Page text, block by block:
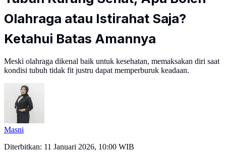
Olahraga atau Istirahat Saja?
Ketahui Batas Amannya
Meski olahraga dikenal baik untuk kesehatan, memaksakan diri saat
kondisi tubuh tidak fit justru dapat memperburuk keadaan.
Masni
Diterbitkan: 11 Januari 2026, 10:00 WIB